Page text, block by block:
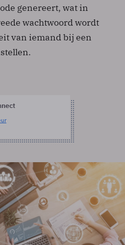
genereert, wat in
wachtwoord wordt
van iemand bij een